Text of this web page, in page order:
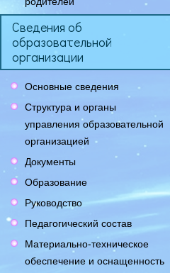
Сведения об
образовательной
организации
Основные сведения
Структура и органы
управления образовательной
организацией
Документы
Образование
Руководство
Педагогический состав
Материально-техническое
обеспечение и оснащенность